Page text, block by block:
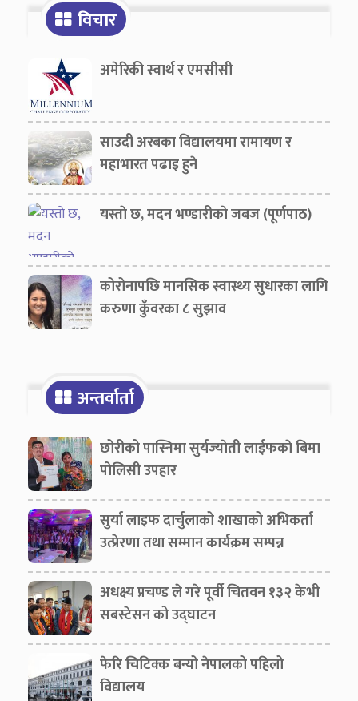
हिन्दु धर्मग्रन्थ महाभारत र रामायण जस्ता
कितावबारे साउदी अरबका विद्यालयमा पढाइहुने
छन्। कुन विषयमा कसरी पढाइ
विचार
अमेरिकी स्वार्थ र एमसीसी
साउदी अरबका विद्यालयमा रामायण र
महाभारत पढाइ हुने
यस्ताे छ, मदन भण्डारीकाे जबज (पूर्णपाठ)
कोरोनापछि मानसिक स्वास्थ्य सुधारका लागि
करुणा कुँवरका ८ सुझाव
अन्तर्वार्ता
छोरीको पास्निमा सुर्यज्याेती लाईफकाे बिमा
पोलिसी उपहार
सुर्या लाइफ दार्चुलाको शाखाको अभिकर्ता
उत्प्रेरणा तथा सम्मान कार्यक्रम सम्पन्न
अधक्ष्य प्रचण्ड ले गरे पूर्वी चितवन १३२ केभी
सबस्टेसन को उद्घाटन
फेरि चिटिक्क बन्यो नेपालको पहिलो
विद्यालय